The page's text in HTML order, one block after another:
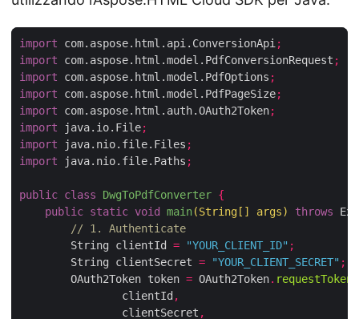
import com.aspose.html.api.ConversionApi ;
import com.aspose.html.model.PdfConversionRequest ;
import com.aspose.html.model.PdfOptions ;
import com.aspose.html.model.PdfPageSize;
import com.aspose.html.auth.OAuth2Token;
import java.io.File;
import java.nio.file.Files ;
import java.nio.file.Paths ;
public class DwgToPdfConverter {
public static void main(String [] args) throws
// 1. Authenticate
        String clientId
= "YOUR_CLIENT_ID" ;
        String clientSecret
= "YOUR_CLIENT_SECRET" ;
        OAuth2Token token
= OAuth2Token. requestToken
                clientId
,
                clientSecret
,